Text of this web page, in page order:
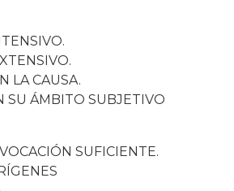
LA CAUSA.
SU ÁMBITO SUBJETIVO
SUFICIENTE.